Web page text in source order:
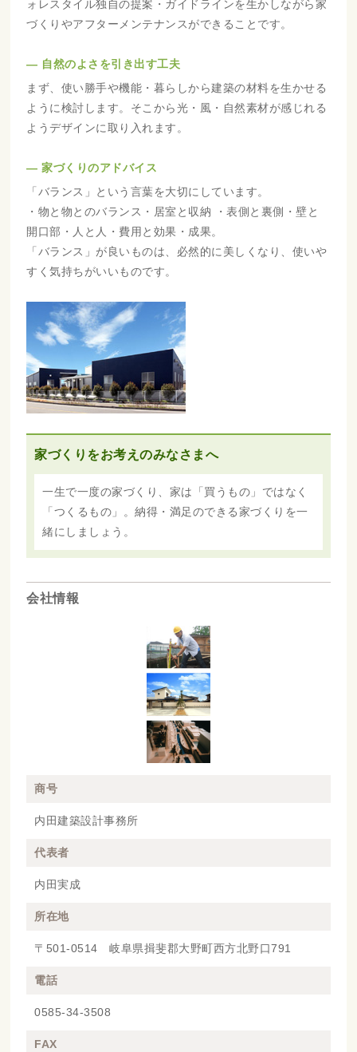
ォレスタイル独自の提案・ガイドラインを生かしながら家
づくりやアフターメンテナンスができることです。
― 自然のよさを引き出す工夫
まず、使い勝手や機能・暮らしから建築の材料を生かせる
ように検討します。そこから光・風・自然素材が感じれる
ようデザインに取り入れます。
― 家づくりのアドバイス
「バランス」という言葉を大切にしています。
・物と物とのバランス・居室と収納 ・表側と裏側・壁と
開口部・人と人・費用と効果・成果。
「バランス」が良いものは、必然的に美しくなり、使いや
すく気持ちがいいものです。
家づくりをお考えのみなさまへ
一生で一度の家づくり、家は「買うもの」ではなく
「つくるもの」。納得・満足のできる家づくりを一
緒にしましょう。
会社情報
商号
内田建築設計事務所
代表者
内田実成
所在地
〒501-0514 岐阜県揖斐郡大野町西方北野口791
電話
0585-34-3508
FAX